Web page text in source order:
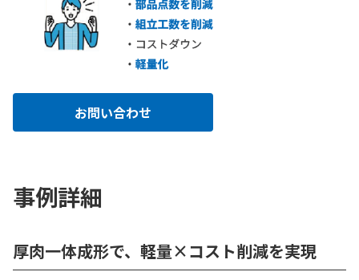
お問い合わせ
事例詳細
厚肉一体成形で、軽量×コスト削減を実現